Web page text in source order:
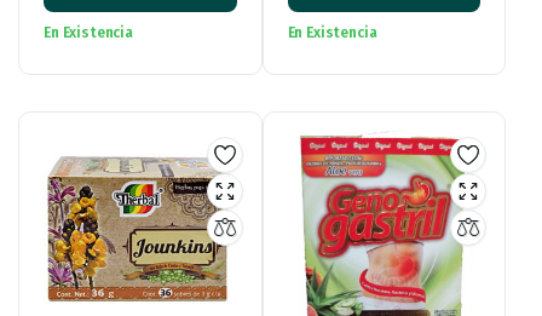
En Existencia En Existencia